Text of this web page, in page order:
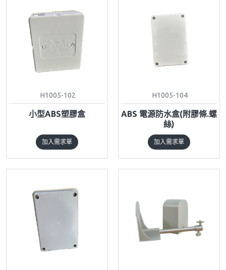
H1005-102
小型ABS塑膠盒
加入需求單
H1005-104
ABS 電源防水盒(附膠條.螺
絲)
加入需求單